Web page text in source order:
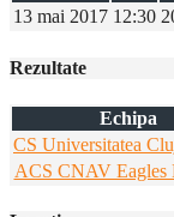
13 mai 2017 12:30
Rezultate
Echipa
CS Universitatea
ACS CNAV Eagles